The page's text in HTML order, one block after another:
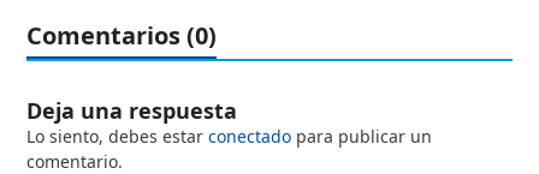
Comentarios (0)
Deja una respuesta
Lo siento, debes estarconectado para publicar un
comentario.